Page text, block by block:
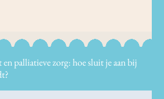
palliatieve zorg: hoe sluit je aan bij